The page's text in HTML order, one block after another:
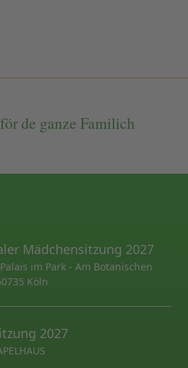
de ganze Familich
Mädchensitzung 2027
im Park - Am Botanischen
Köln
2027